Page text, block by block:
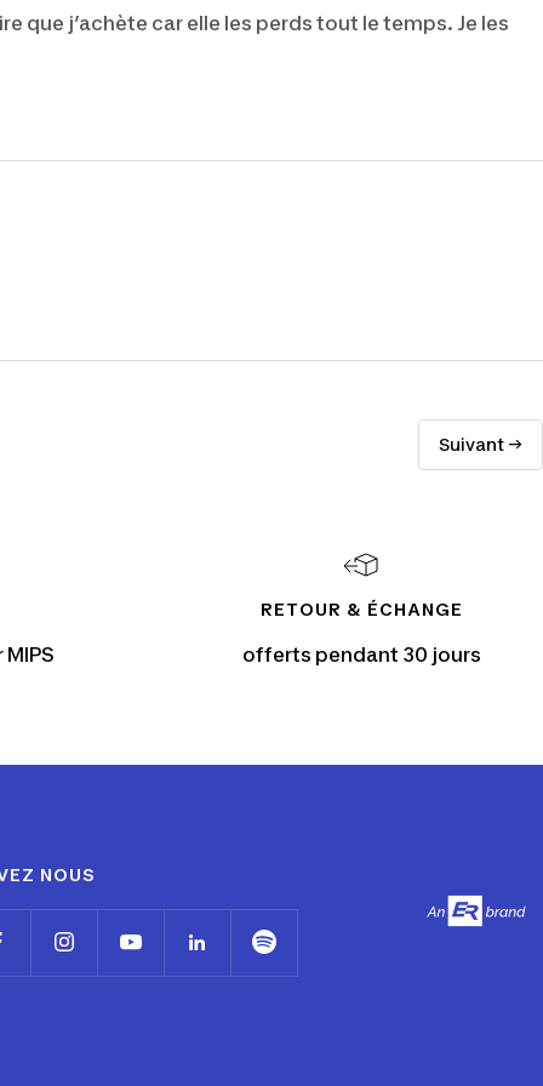
que j’achète car elle les perds tout le temps. Je les
Suivant →
RETOUR & ÉCHANGE
offerts pendant 30 jours
NOUS